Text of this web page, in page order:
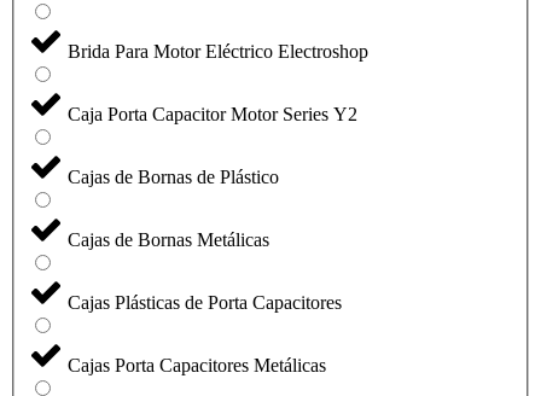
Brida Para Motor Eléctrico Electroshop
Caja Porta Capacitor Motor Series Y2
Cajas de Bornas de Plástico
Cajas de Bornas Metálicas
Cajas Plásticas de Porta Capacitores
Cajas Porta Capacitores Metálicas